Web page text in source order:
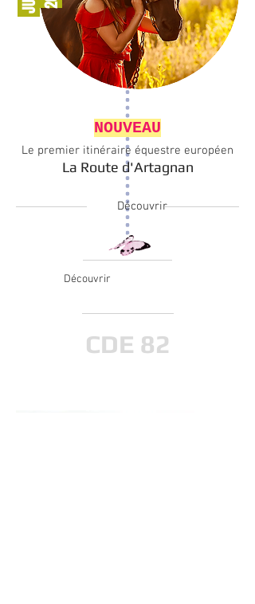
Espace Nature
NOUVEAU
Le premier itinéraire équestre européen
La Route d'Artagnan
CDE 82
Loisirs
Découvrir
Découvrir